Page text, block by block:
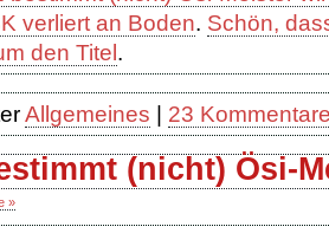
verliert an Boden. Schön,
den Titel .
Allgemeines 23
(nicht) Ösi-
»